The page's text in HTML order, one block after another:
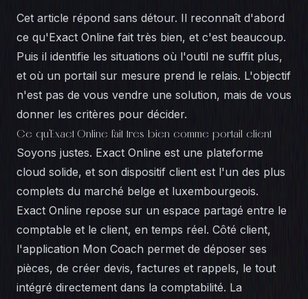
Cet article répond sans détour. Il reconnaît d'abord
ce qu'Exact Online fait très bien, et c'est beaucoup.
Puis il identifie les situations où l'outil ne suffit plus,
et où un portail sur mesure prend le relais. L'objectif
n'est pas de vous vendre une solution, mais de vous
donner les critères pour décider.
Ce qu'Exact Online fait très bien comme portail client
Soyons justes. Exact Online est une plateforme
cloud solide, et son dispositif client est l'un des plus
complets du marché belge et luxembourgeois.
Exact Online repose sur un espace partagé entre le
comptable et le client, en temps réel. Côté client,
l'application Mon Coach permet de déposer ses
pièces, de créer devis, factures et rappels, le tout
intégré directement dans la comptabilité. La